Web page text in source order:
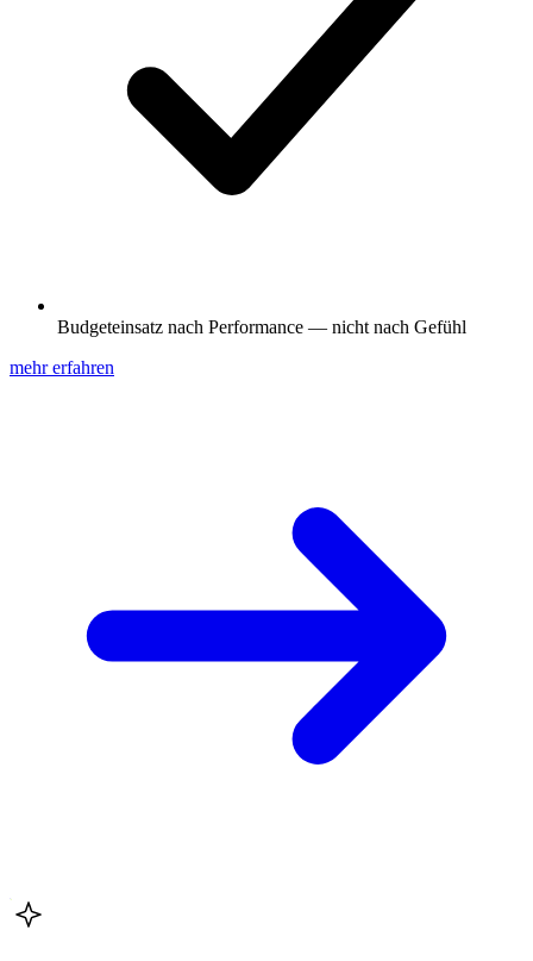
Budgeteinsatz nach Performance — nicht nach Gefühl
mehr erfahren